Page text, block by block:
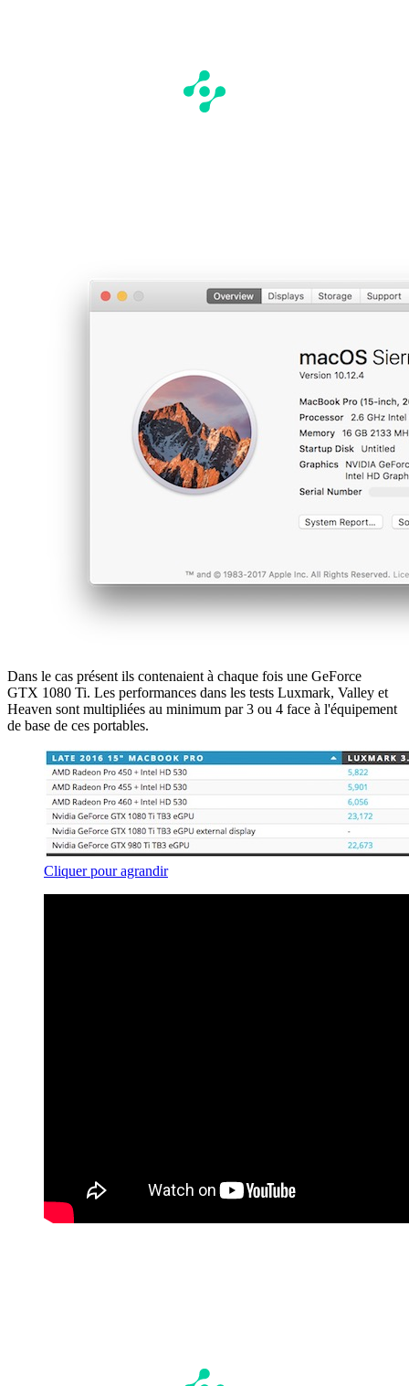
Dans le cas présent ils contenaient à chaque fois une GeForce
GTX 1080 Ti. Les performances dans les tests Luxmark, Valley et
Heaven sont multipliées au minimum par 3 ou 4 face à l'équipement
de base de ces portables.
Cliquer pour agrandir